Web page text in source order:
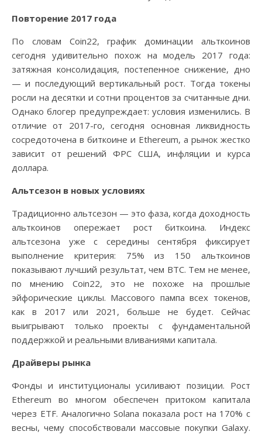
Повторение 2017 года
По словам Coin22, график доминации альткоинов
сегодня удивительно похож на модель 2017 года:
затяжная консолидация, постепенное снижение, дно
— и последующий вертикальный рост. Тогда токены
росли на десятки и сотни процентов за считанные дни.
Однако блогер предупреждает: условия изменились. В
отличие от 2017-го, сегодня основная ликвидность
сосредоточена в биткоине и Ethereum, а рынок жестко
зависит от решений ФРС США, инфляции и курса
доллара.
Альтсезон в новых условиях
Традиционно альтсезон — это фаза, когда доходность
альткоинов опережает рост биткоина. Индекс
альтсезона уже с середины сентября фиксирует
выполнение критерия: 75% из 150 альткоинов
показывают лучший результат, чем BTC. Тем не менее,
по мнению Coin22, это не похоже на прошлые
эйфорические циклы. Массового пампа всех токенов,
как в 2017 или 2021, больше не будет. Сейчас
выигрывают только проекты с фундаментальной
поддержкой и реальными вливаниями капитала.
Драйверы рынка
Фонды и институционалы усиливают позиции. Рост
Ethereum во многом обеспечен притоком капитала
через ETF. Аналогично Solana показала рост на 170% с
весны, чему способствовали массовые покупки Galaxy.